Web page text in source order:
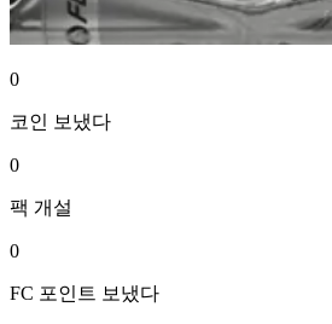
0
코인 보냈다
0
팩 개설
0
FC 포인트 보냈다